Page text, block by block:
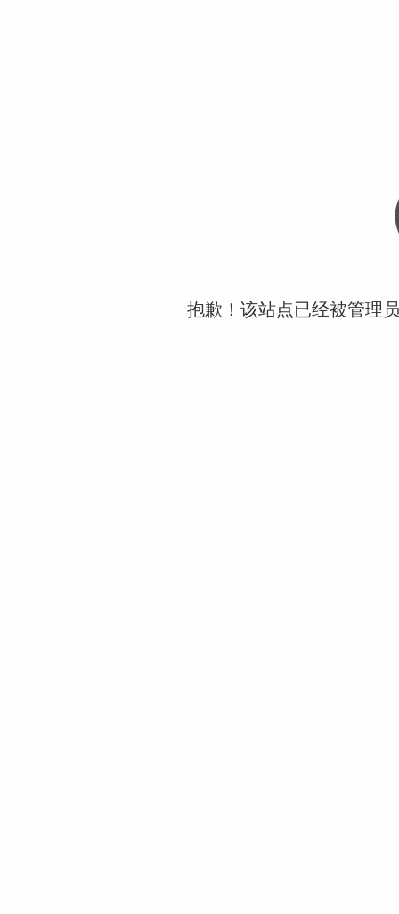
抱歉！该站点已经被管理